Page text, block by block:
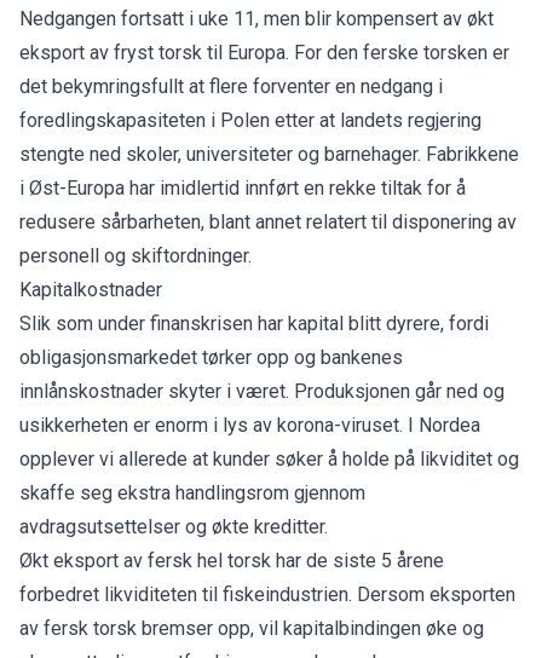
Nedgangen fortsatt i uke 11, men blir kompensert av økt
eksport av fryst torsk til Europa. For den ferske torsken er
det bekymringsfullt at flere forventer en nedgang i
foredlingskapasiteten i Polen etter at landets regjering
stengte ned skoler, universiteter og barnehager. Fabrikkene
i Øst-Europa har imidlertid innført en rekke tiltak for å
redusere sårbarheten, blant annet relatert til disponering av
personell og skiftordninger.
Kapitalkostnader
Slik som under finanskrisen har kapital blitt dyrere, fordi
obligasjonsmarkedet tørker opp og bankenes
innlånskostnader skyter i været. Produksjonen går ned og
usikkerheten er enorm i lys av korona-viruset. I Nordea
opplever vi allerede at kunder søker å holde på likviditet og
skaffe seg ekstra handlingsrom gjennom
avdragsutsettelser og økte kreditter.
Økt eksport av fersk hel torsk har de siste 5 årene
forbedret likviditeten til fiskeindustrien. Dersom eksporten
av fersk torsk bremser opp, vil kapitalbindingen øke og